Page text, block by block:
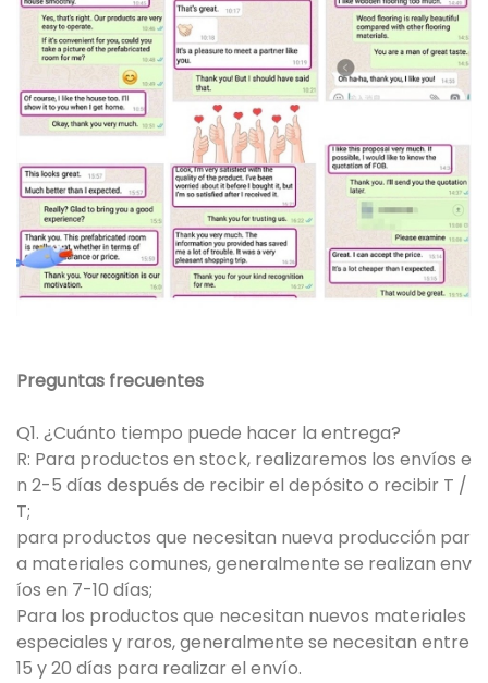
Preguntas frecuentes
Q1. ¿Cuánto tiempo puede hacer la entrega?
R: Para productos en stock, realizaremos los envíos e
n 2-5 días después de recibir el depósito o recibir T /
T;
para productos que necesitan nueva producción par
a materiales comunes, generalmente se realizan env
íos en 7-10 días;
Para los productos que necesitan nuevos materiales
especiales y raros, generalmente se necesitan entre
15 y 20 días para realizar el envío.